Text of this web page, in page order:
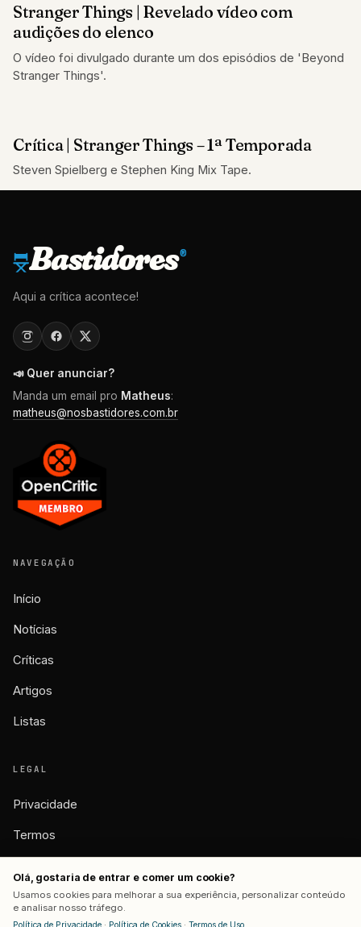
SEM CLASSIFICAÇÃO
Stranger Things | Revelado vídeo com
audições do elenco
O vídeo foi divulgado durante um dos episódios de 'Beyond
Stranger Things'.
CRÍTICAS
Crítica | Stranger Things – 1ª Temporada
Steven Spielberg e Stephen King Mix Tape.
Bastidores®
Aqui a crítica acontece!
📣 Quer anunciar?
Manda um email pro Matheus:
matheus@nosbastidores.com.br
NAVEGAÇÃO
Início
Notícias
Críticas
Artigos
Listas
LEGAL
Privacidade
Termos
Olá, gostaria de entrar e comer um cookie?
Usamos cookies para melhorar a sua experiência, personalizar conteúdo
e analisar nosso tráfego.